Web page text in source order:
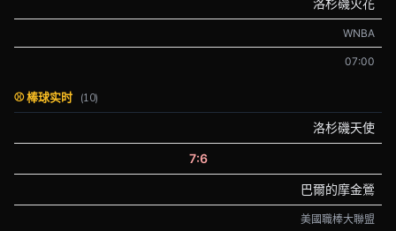
洛杉磯火花
WNBA
07:00
⚾ 棒球实时 (10)
洛杉磯天使
7:6
巴爾的摩金鶯
美國職棒大聯盟